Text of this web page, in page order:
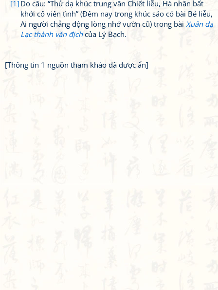
[1] Do câu: “Thử dạ khúc trung văn Chiết liễu, Hà nhân bất
khởi cố viên tình” (Đêm nay trong khúc sáo có bài Bẻ liễu,
Ai người chẳng động lòng nhớ vườn cũ) trong bài Xuân dạ
Lạc thành văn địchcủa Lý Bạch.
[Thông tin 1 nguồn tham khảo đã được ẩn]